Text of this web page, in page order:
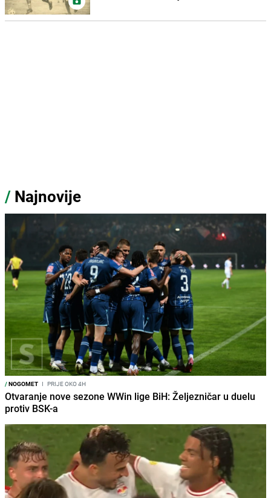
/ Najnovije
/NOGOMET I PRIJE OKO 4H
Otvaranje nove sezone WWin lige BiH: Željezničar u duelu
protiv BSK-a